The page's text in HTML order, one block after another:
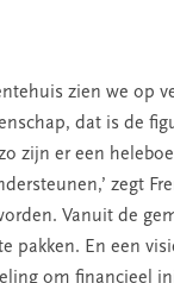
zien we op
dat is de
zijn er een
zegt
Vanuit de
pakken. En een
om financieel